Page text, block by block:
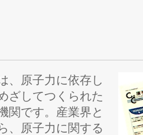
、原子力に依存し
ざしてつくられた
関です。産業界と
、原子力に関する